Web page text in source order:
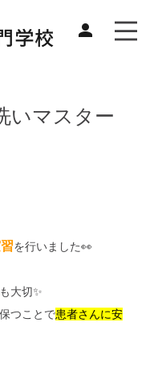
いマスター
を行いました👀
大切✨
つことで患者さんに安